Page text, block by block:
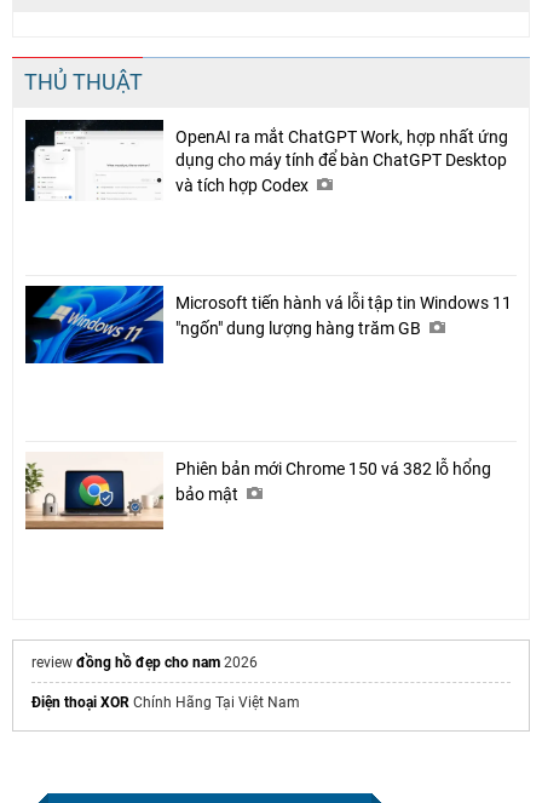
THỦ THUẬT
OpenAI ra mắt ChatGPT Work, hợp nhất ứng
dụng cho máy tính để bàn ChatGPT Desktop
và tích hợp Codex
Microsoft tiến hành vá lỗi tập tin Windows 11
"ngốn" dung lượng hàng trăm GB
Phiên bản mới Chrome 150 vá 382 lỗ hổng
bảo mật
review đồng hồ đẹp cho nam 2026
Điện thoại XOR Chính Hãng Tại Việt Nam